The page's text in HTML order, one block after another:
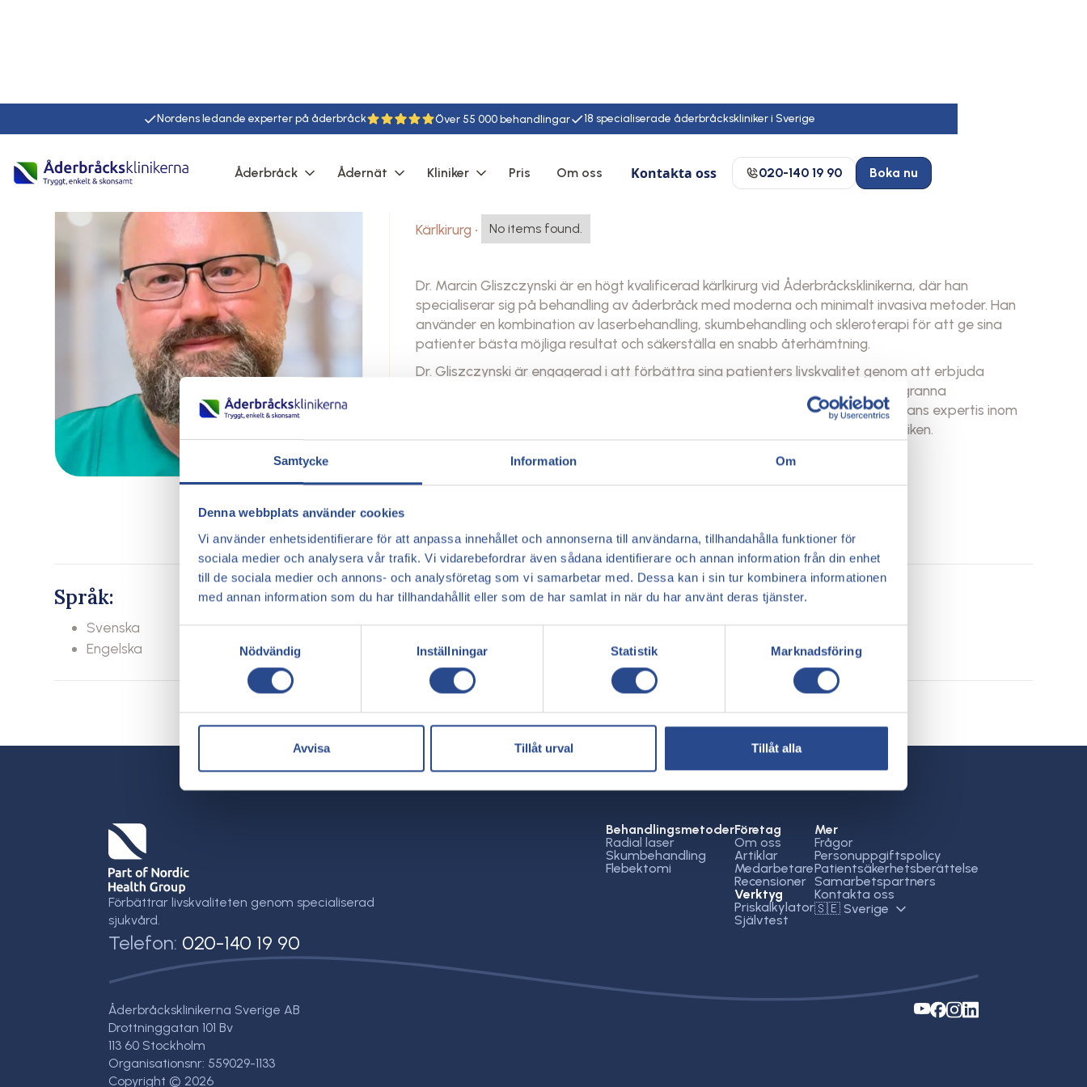
Samtycke Information Om
Denna webbplats använder cookies
Vi använder enhetsidentifierare för att anpassa innehållet och annonserna till användarna, tillhandahålla funktioner för
sociala medier och analysera vår trafik. Vi vidarebefordrar även sådana identifierare och annan information från din enhet
till de sociala medier och annons- och analysföretag som vi samarbetar med. Dessa kan i sin tur kombinera informationen
med annan information som du har tillhandahållit eller som de har samlat in när du har använt deras tjänster.
Nödvändig
Inställningar Statistik Marknadsföring
Avvisa Tillåt urval Tillåt alla
Nordens ledande experter på åderbråck 55 18
Åderbråck Ådernät Kliniker Pris Om oss Kontakta oss 020-140 19 90 Boka nu
Kärlkirurg • No items found.
Dr. Marcin Gliszczynski är en högt kvalificerad kärlkirurg vid Åderbråcksklinikerna, där han
specialiserar sig på behandling av åderbråck med moderna och minimalt invasiva metoder. Han
använder en kombination av laserbehandling, skumbehandling och skleroterapi för att ge sina
patienter bästa möjliga resultat och säkerställa en snabb återhämtning.
Dr. Gliszczynski är engagerad i att förbättra sina patienters livskvalitet genom att erbjuda
skräddarsydda och effektiva behandlingar. Med sin långa erfarenhet och noggranna
arbetsmetod ser han till att varje patient får en trygg och professionell vård. Hans expertis inom
kärlkirurgi och åderbråcksbehandling gör honom till en uppskattad kirurg på kliniken.
Språk:
Svenska
Engelska
Förbättrar livskvaliteten genom specialiserad
sjukvård.
Telefon: 020-140 19 90
Behandlingsmetoder
Radial laser
Skumbehandling
Flebektomi
Företag
Om oss
Artiklar
Medarbetare
Recensioner
Verktyg
Priskalkylator
Självtest
Mer
Frågor
Personuppgiftspolicy
Patientsäkerhetsberättelse
Samarbetspartners
Kontakta oss
🇸🇪 Sverige
Åderbråcksklinikerna Sverige AB
Drottninggatan 101 Bv
113 60 Stockholm
Organisationsnr: 559029-1133
Copyright © 2026